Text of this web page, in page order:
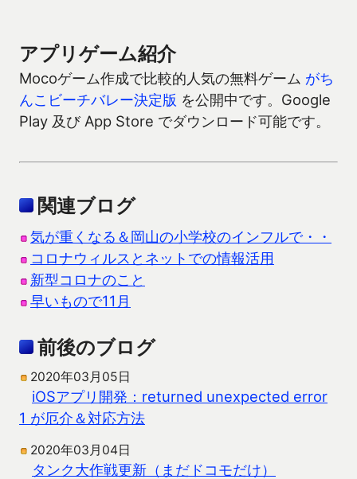
アプリゲーム紹介
Mocoゲーム作成で比較的人気の無料ゲーム がち
んこビーチバレー決定版 を公開中です。Google
Play 及び App Store でダウンロード可能です。
関連ブログ
気が重くなる＆岡山の小学校のインフルで・・
コロナウィルスとネットでの情報活用
新型コロナのこと
早いもので11月
前後のブログ
2020年03月05日
iOSアプリ開発：returned unexpected error
1 が厄介＆対応方法
2020年03月04日
タンク大作戦更新（まだドコモだけ）